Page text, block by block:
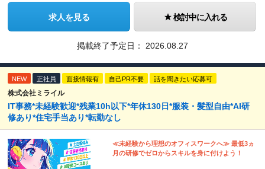
求人を見る 検討中に入れる
掲載終了予定日： 2026.08.27
NEW 正社員 面接情報有 自己PR不要 話を聞きたい応募可
株式会社ミライル
IT事務*未経験歓迎*残業10h以下*年休130日*服装・髪型自由*AI研
修あり*住宅手当あり*転勤なし
≪未経験から理想のオフィスワークへ≫ 最低3ヵ
月の研修でゼロからスキルを身に付けよう！